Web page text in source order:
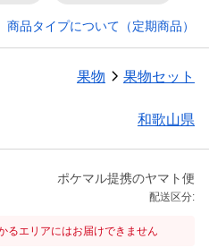
商品タイプについて（定期商品）
果物 果物セット
和歌山県
ポケマル提携のヤマト便
配送区分:
るエリアにはお届けできません